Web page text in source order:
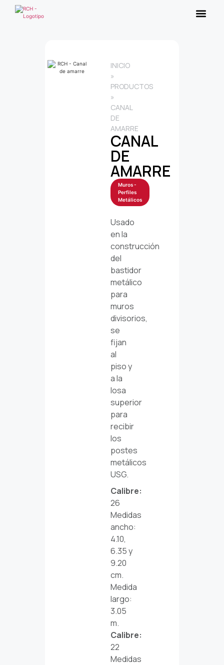
INICIO
»
PRODUCTOS
»
CANAL
DE
AMARRE
CANAL
DE
AMARRE
Muros -
Perfiles
Metálicos
Usado
en la
construcción
del
bastidor
metálico
para
muros
divisorios,
se
fijan
al
piso y
a la
losa
superior
para
recibir
los
postes
metálicos
USG.
Calibre:
26
Medidas
ancho:
4.10,
6.35 y
9.20
cm.
Medida
largo:
3.05
m.
Calibre:
22
Medidas